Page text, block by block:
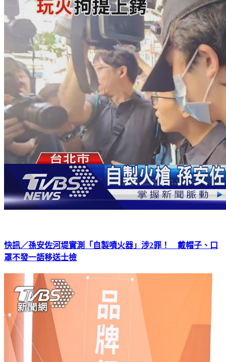
快訊／孫安佐河堤實測「自製噴火器」涉2罪！ 戴帽子、口
罩不發一語移送士檢